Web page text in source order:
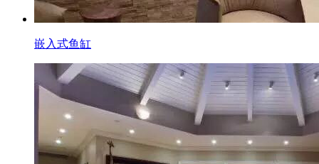
嵌入式鱼缸